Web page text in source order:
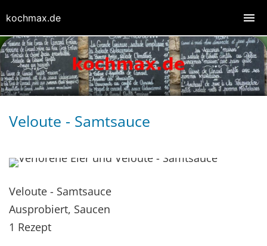
Veloute - Samtsauce
Veloute - Samtsauce
Ausprobiert, Saucen
1 Rezept
kochmax.de